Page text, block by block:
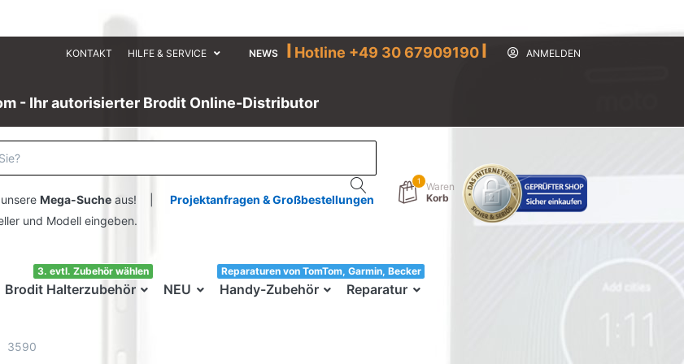
KONTAKT HILFE & SERVICE NEWS I Hotline +49 30 67909190I ANMELDEN
- Ihr autorisierter Brodit Online-Distributor
Mega-Sucheaus! | Projektanfragen & Großbestellungen
und Modell eingeben.
1
Waren
Korb
Brodit Halterzubehör
3. evtl. Zubehör wählen
NEU Handy-Zubehör
33!
Reparatur
Reparaturen von TomTom, Garmin, Becker
3590